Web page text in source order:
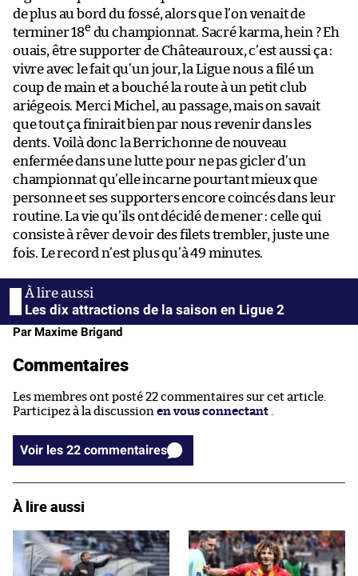
de plus au bord du fossé, alors que l’on venait de
terminer 18e du championnat. Sacré karma, hein ? Eh
ouais, être supporter de Châteauroux, c’est aussi ça :
vivre avec le fait qu’un jour, la Ligue nous a filé un
coup de main et a bouché la route à un petit club
ariégeois. Merci Michel, au passage, mais on savait
que tout ça finirait bien par nous revenir dans les
dents. Voilà donc la Berrichonne de nouveau
enfermée dans une lutte pour ne pas gicler d’un
championnat qu’elle incarne pourtant mieux que
personne et ses supporters encore coincés dans leur
routine. La vie qu’ils ont décidé de mener : celle qui
consiste à rêver de voir des filets trembler, juste une
fois. Le record n’est plus qu’à 49 minutes.
Les dix attractions de la saison en Ligue 2
Par Maxime Brigand
Commentaires
Les membres ont posté 22 commentaires sur cet article.
Participez à la discussion en vous connectant
Voir les 22 commentaires
À lire aussi